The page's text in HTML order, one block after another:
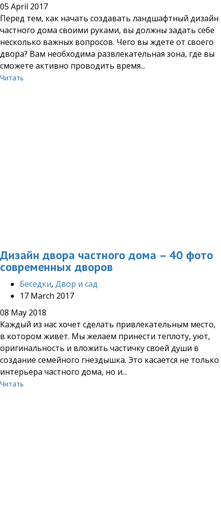
05 April 2017
Перед тем, как начать создавать ландшафтный дизайн
частного дома своими руками, вы должны задать себе
несколько важных вопросов. Чего вы ждете от своего
двора? Вам необходима развлекательная зона, где вы
сможете активно проводить время...
Читать
Дизайн двора частного дома – 40 фото
современных дворов
Беседки, Двор и сад
17 March 2017
08 May 2018
Каждый из нас хочет сделать привлекательным место,
в котором живет. Мы желаем принести теплоту, уют,
оригинальность и вложить частичку своей души в
создание семейного гнездышка. Это касается не только
интерьера частного дома, но и...
Читать